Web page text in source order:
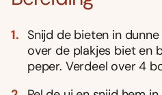
Snijd de bieten in
over de plakjes biet en
peper. Verdeel over 4